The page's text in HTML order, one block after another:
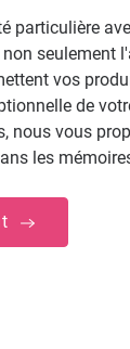
seulement
vos
de
nous vous
les